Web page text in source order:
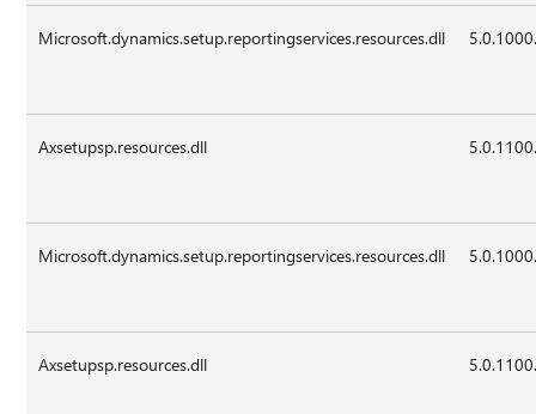
Microsoft.dynamics.setup.reportingservices.resources.dll
Axsetupsp.resources.dll
Microsoft.dynamics.setup.reportingservices.resources.dll
Axsetupsp.resources.dll